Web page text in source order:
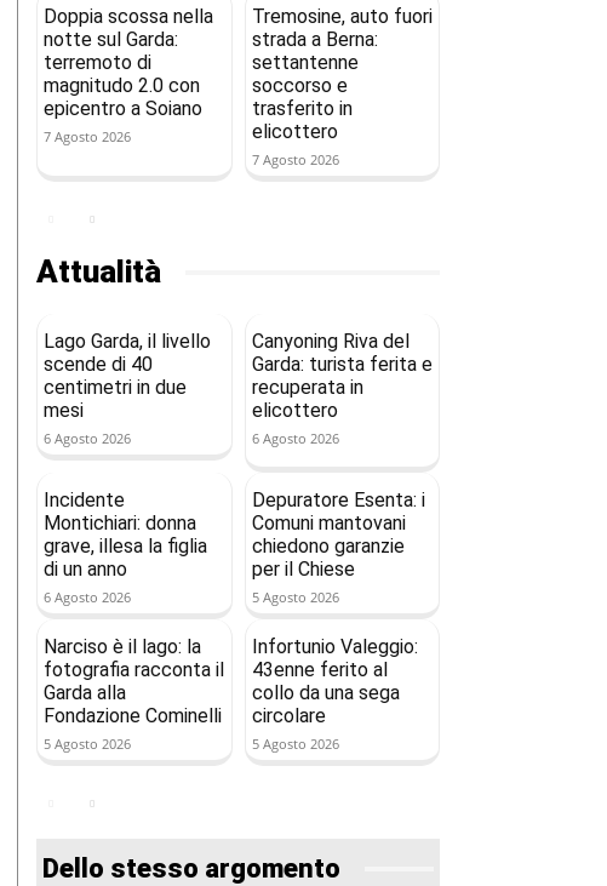
Doppia scossa nella
notte sul Garda:
terremoto di
magnitudo 2.0 con
epicentro a Soiano
7 Agosto 2026
Tremosine, auto fuori
strada a Berna:
settantenne
soccorso e
trasferito in
elicottero
7 Agosto 2026
Attualità
Lago Garda, il livello
scende di 40
centimetri in due
mesi
6 Agosto 2026
Canyoning Riva del
Garda: turista ferita e
recuperata in
elicottero
6 Agosto 2026
Incidente
Montichiari: donna
grave, illesa la figlia
di un anno
6 Agosto 2026
Depuratore Esenta: i
Comuni mantovani
chiedono garanzie
per il Chiese
5 Agosto 2026
Narciso è il lago: la
fotografia racconta il
Garda alla
Fondazione Cominelli
5 Agosto 2026
Infortunio Valeggio:
43enne ferito al
collo da una sega
circolare
5 Agosto 2026
Dello stesso argomento